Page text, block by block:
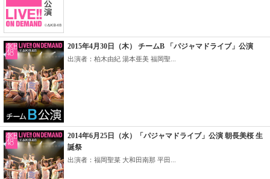
2015年4月30日（木） チームB 「パジャマドライブ」公演
出演者：柏木由紀 湯本亜美 福岡聖...
2014年6月25日（水）「パジャマドライブ」公演 朝長美桜 生
誕祭
出演者：福岡聖菜 大和田南那 平田...